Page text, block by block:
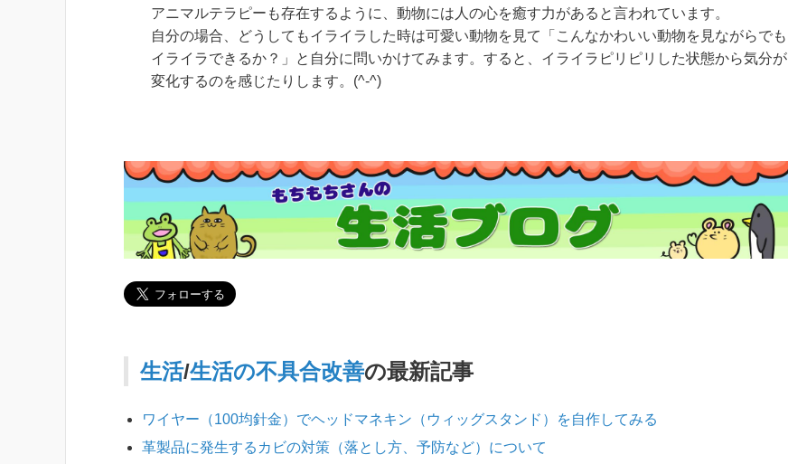
アニマルテラピーも存在するように、動物には人の心を癒す力があると言われています。
自分の場合、どうしてもイライラした時は可愛い動物を見て「こんなかわいい動物を見ながらでも
イライラできるか？」と自分に問いかけてみます。すると、イライラピリピリした状態から気分が
変化するのを感じたりします。(^-^)
生活/生活の不具合改善の最新記事
ワイヤー（100均針金）でヘッドマネキン（ウィッグスタンド）を自作してみる
革製品に発生するカビの対策（落とし方、予防など）について